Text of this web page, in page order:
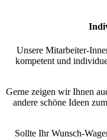
Unsere Mitarbeiter-
kompetent und
Gerne zeigen wir Ihnen
andere schöne Ideen
Sollte Ihr Wunsch-